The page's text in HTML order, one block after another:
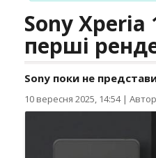
Sony Xperia
перші
Sony поки не
10 вересня 2025, 14:54|